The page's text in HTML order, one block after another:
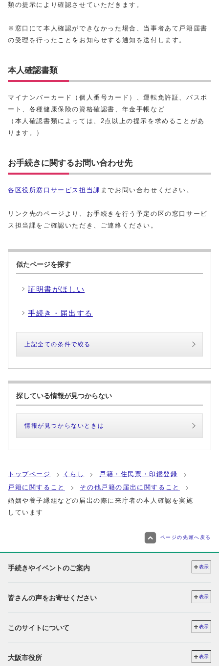
類の提示により確認させていただきます。
※窓口にて本人確認ができなかった場合、当事者あて戸籍届書
の受理を行ったことをお知らせする通知を送付します。
本人確認書類
マイナンバーカード（個人番号カード）、運転免許証、パスポ
ート、各種健康保険の資格確認書、年金手帳など
（本人確認書類によっては、2点以上の提示を求めることがあ
ります。）
お手続きに関するお問い合わせ先
各区役所窓口サービス担当課 までお問い合わせください。
リンク先のページより、お手続きを行う予定の区の窓口サービ
ス担当課をご確認いただき、ご連絡ください。
似たページを探す
証明書がほしい
手続き・届出する
上記全ての条件で絞る
探している情報が見つからない
情報が見つからないときは
トップページ くらし
戸籍・住民票・印鑑登録
戸籍に関すること
その他戸籍の届出に関すること
婚姻や養子縁組などの届出の際に来庁者の本人確認を実施
しています
ページの先頭へ戻る
手続きやイベントのご案内 表示
皆さんの声をお寄せください 表示
このサイトについて 表示
大阪市役所 表示